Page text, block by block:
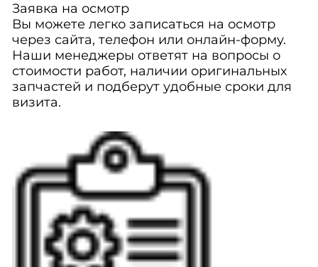
Заявка на осмотр
Вы можете легко записаться на осмотр
через сайта, телефон или онлайн-форму.
Наши менеджеры ответят на вопросы о
стоимости работ, наличии оригинальных
запчастей и подберут удобные сроки для
визита.